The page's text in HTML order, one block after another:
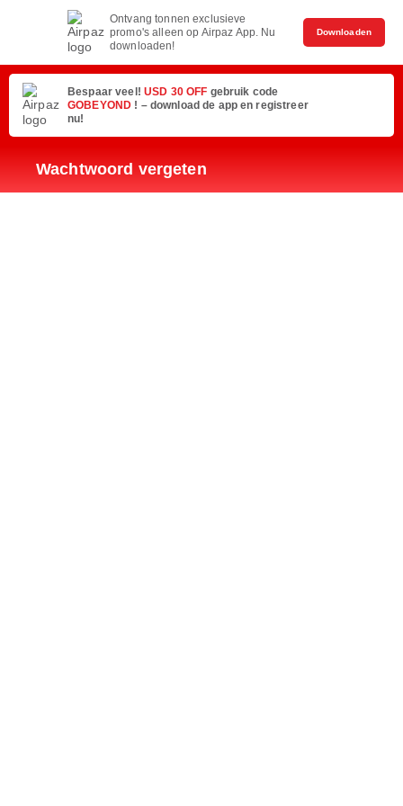
Ontvang tonnen exclusieve
promo's alleen op Airpaz App. Nu
downloaden!
Downloaden
Bespaar veel! USD 30 OFF gebruik code
GOBEYOND ! – download de app en registreer
nu!
Wachtwoord vergeten